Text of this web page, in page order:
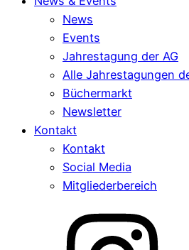
News
Events
Jahrestagung der AG
Alle Jahrestagungen
Büchermarkt
Newsletter
Kontakt
Kontakt
Social Media
Mitgliederbereich